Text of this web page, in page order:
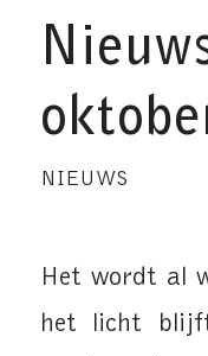
NIEUWS
Het wordt al
het licht